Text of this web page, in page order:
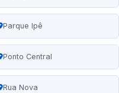
Parque Ipê
Ponto Central
Rua Nova